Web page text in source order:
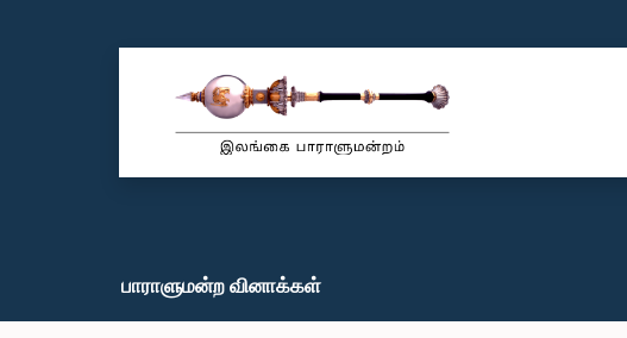
பாராளுமன்ற வினாக்கள்